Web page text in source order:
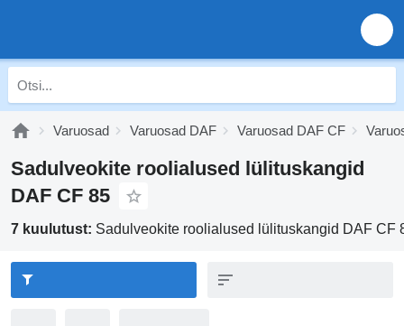
Varuosad Varuosad DAF Varuosad DAF CF
Sadulveokite roolialused lülituskangid
DAF CF 85
7 kuulutust: Sadulveokite roolialused lülituskangid DAF CF